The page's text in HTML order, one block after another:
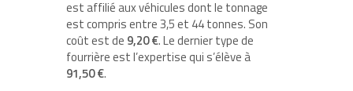
est affilié aux véhicules dont le tonnage
est compris entre 3,5 et 44 tonnes. Son
coût est de 9,20 €. Le dernier type de
fourrière est l’expertise qui s’élève à
91,50 €.